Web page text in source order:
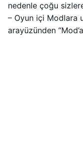
nedenle çoğu
– Oyun içi Modlara
arayüzünden